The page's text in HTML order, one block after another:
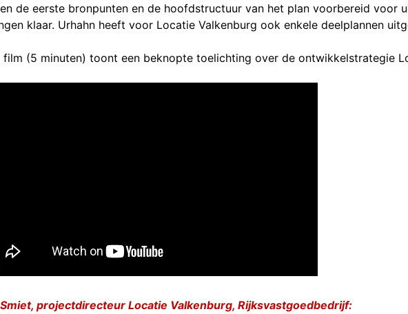
de eerste bronpunten en de hoofdstructuur van het plan voorbereid voor
klaar. Urhahn heeft voor Locatie Valkenburg ook enkele deelplannen
film (5 minuten) toont een beknopte toelichting over de ontwikkelstrategie
projectdirecteur Locatie Valkenburg, Rijksvastgoedbedrijf: